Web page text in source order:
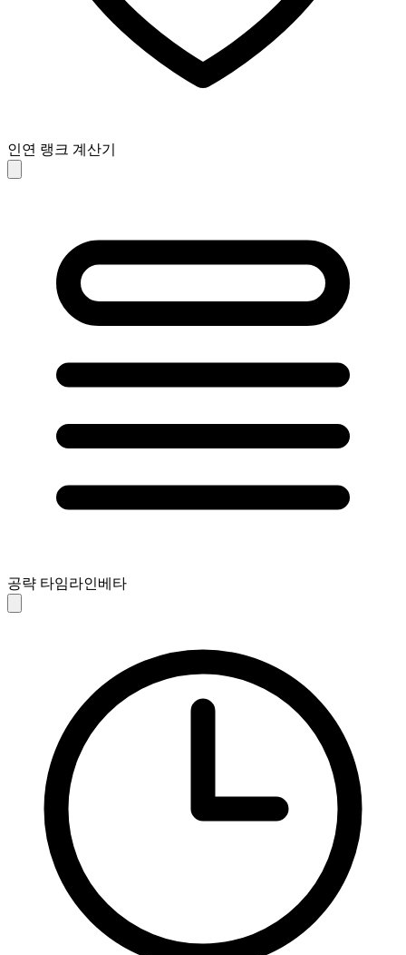
인연 랭크 계산기
공략 타임라인베타